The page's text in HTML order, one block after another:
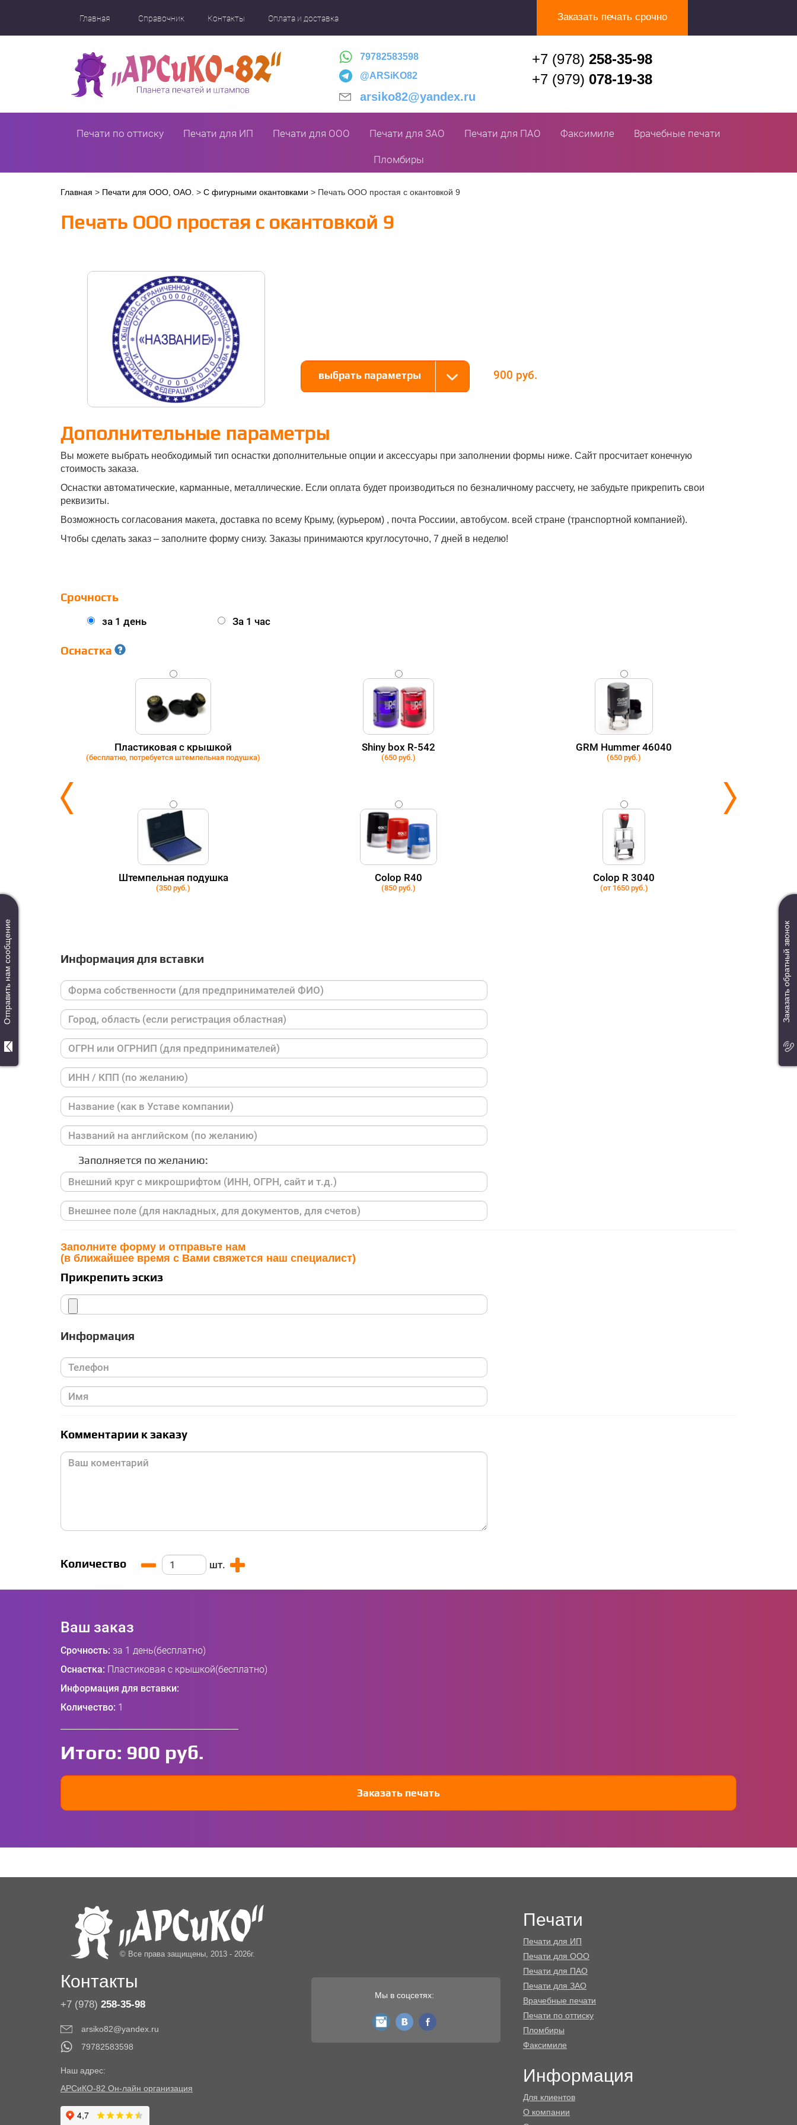
Главная Справочник Контакты Оплата и доставка Заказать печать срочно
79782583598
@ARSiKO82
arsiko82@yandex.ru
+7 (978) 258-35-98
+7 (979) 078-19-38
Печати по оттиску Печати для ИП Печати для ООО Печати для ЗАО Печати для ПАО Факсимиле Врачебные печати
Пломбиры
Вы
здесь
Главная > Печати для ООО, ОАО. > С фигурными окантовками > Печать ООО простая с окантовкой 9
Печать ООО простая с окантовкой 9
выбрать параметры 900
Дополнительные параметры
Вы можете выбрать необходимый тип оснастки дополнительные опции и аксессуары при заполнении формы ниже. Сайт просчитает конечную
стоимость заказа.
Оснастки автоматические, карманные, металлические. Если оплата будет производиться по безналичному рассчету, не забудьте прикрепить свои
реквизиты.
Возможность согласования макета, доставка по всему Крыму, (курьером) , почта Россиии, автобусом. всей стране (транспортной компанией).
Чтобы сделать заказ – заполните форму снизу. Заказы принимаются круглосуточно, 7 дней в неделю!
Срочность
за 1 день За 1 час
Оснастка
Пластиковая с крышкой
(бесплатно, потребуется штемпельная подушка)
Shiny box R-542
(650 руб.)
GRM Hummer 46040
(650 руб.)
Штемпельная подушка
(350 руб.)
Colop R40
(850 руб.)
Colop R 3040
(от 1650 руб.)
Информация для вставки
Заполняется по желанию:
Заполните форму и отправьте нам
(в ближайшее время с Вами свяжется наш специалист)
Прикрепить эскиз
Информация
Комментарии к заказу
Количество шт.
Ваш заказ
Срочность: за 1 день(бесплатно)
Оснастка: Пластиковая с крышкой(бесплатно)
Информация для вставки:
Количество: 1
Итого: 900
Заказать печать
© Все права защищены, 2013 - 2026г.
Контакты
+7 (978) 258-35-98
arsiko82@yandex.ru
79782583598
Наш адрес:
АРСиКО-82 Он-лайн организация
Мы в соцсетях:
instagram
vk fb
Печати
Печати для ИП
Печати для ООО
Печати для ПАО
Печати для ЗАО
Врачебные печати
Печати по оттиску
Пломбиры
Факсимиле
Информация
Для клиентов
О компании
Отправить нам сообщение Заказать обратный звонок